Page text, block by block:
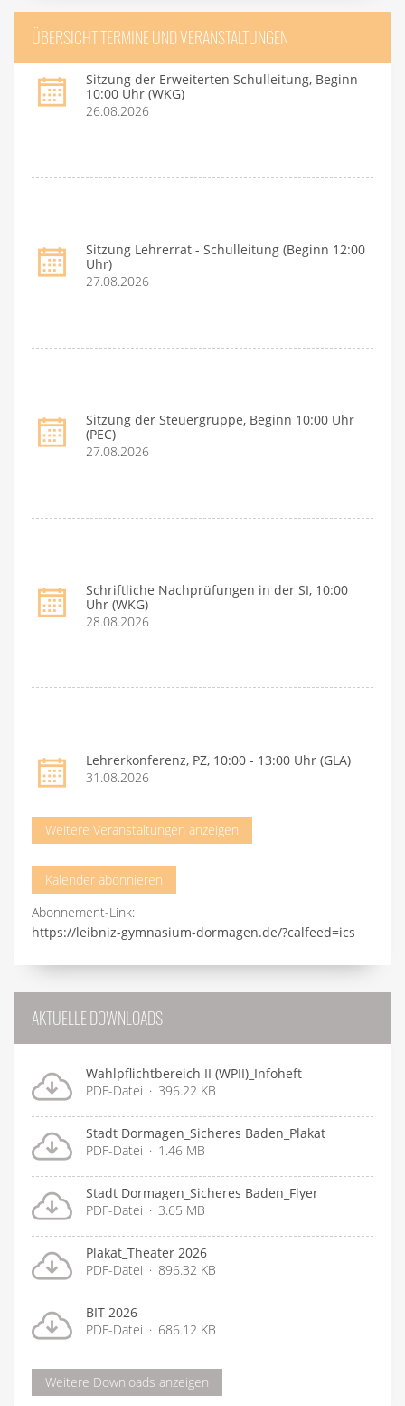
ÜBERSICHT TERMINE UND VERANSTALTUNGEN
Sitzung der Erweiterten Schulleitung, Beginn
10:00 Uhr (WKG)
26.08.2026
Sitzung Lehrerrat - Schulleitung (Beginn 12:00
Uhr)
27.08.2026
Sitzung der Steuergruppe, Beginn 10:00 Uhr
(PEC)
27.08.2026
Schriftliche Nachprüfungen in der SI, 10:00
Uhr (WKG)
28.08.2026
Lehrerkonferenz, PZ, 10:00 - 13:00 Uhr (GLA)
31.08.2026
Weitere Veranstaltungen anzeigen
Kalender abonnieren
Abonnement-Link:
https://leibniz-gymnasium-dormagen.de/?calfeed=ics
AKTUELLE DOWNLOADS
Wahlpflichtbereich II (WPII)_Infoheft
PDF-Datei
396.22 KB
Stadt Dormagen_Sicheres Baden_Plakat
PDF-Datei
1.46 MB
Stadt Dormagen_Sicheres Baden_Flyer
PDF-Datei
3.65 MB
Plakat_Theater 2026
PDF-Datei
896.32 KB
BIT 2026
PDF-Datei
686.12 KB
Weitere Downloads anzeigen